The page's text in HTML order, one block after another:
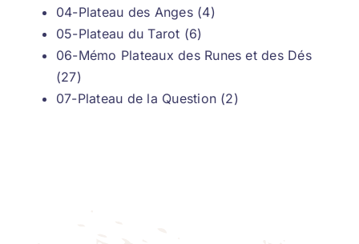
04-Plateau des Anges (4)
05-Plateau du Tarot (6)
06-Mémo Plateaux des Runes et des Dés
(27)
07-Plateau de la Question (2)